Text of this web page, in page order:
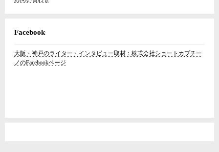
Facebook
大阪・神戸のライター・インタビュー取材：株式会社ショートカプチー
ノのFacebookページ